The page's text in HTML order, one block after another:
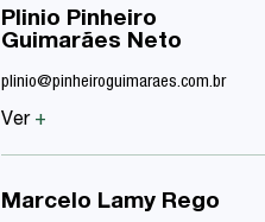
Plinio Pinheiro
Guimarães Neto
plinio@pinheiroguimaraes.com.br
Ver +
Marcelo Lamy Rego